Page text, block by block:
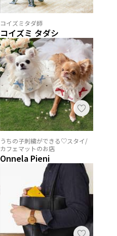
コイズミタダ師
コイズミ タダシ
うちの子刺繍ができる♡スタイ/
カフェマットのお店
Onnela Pieni